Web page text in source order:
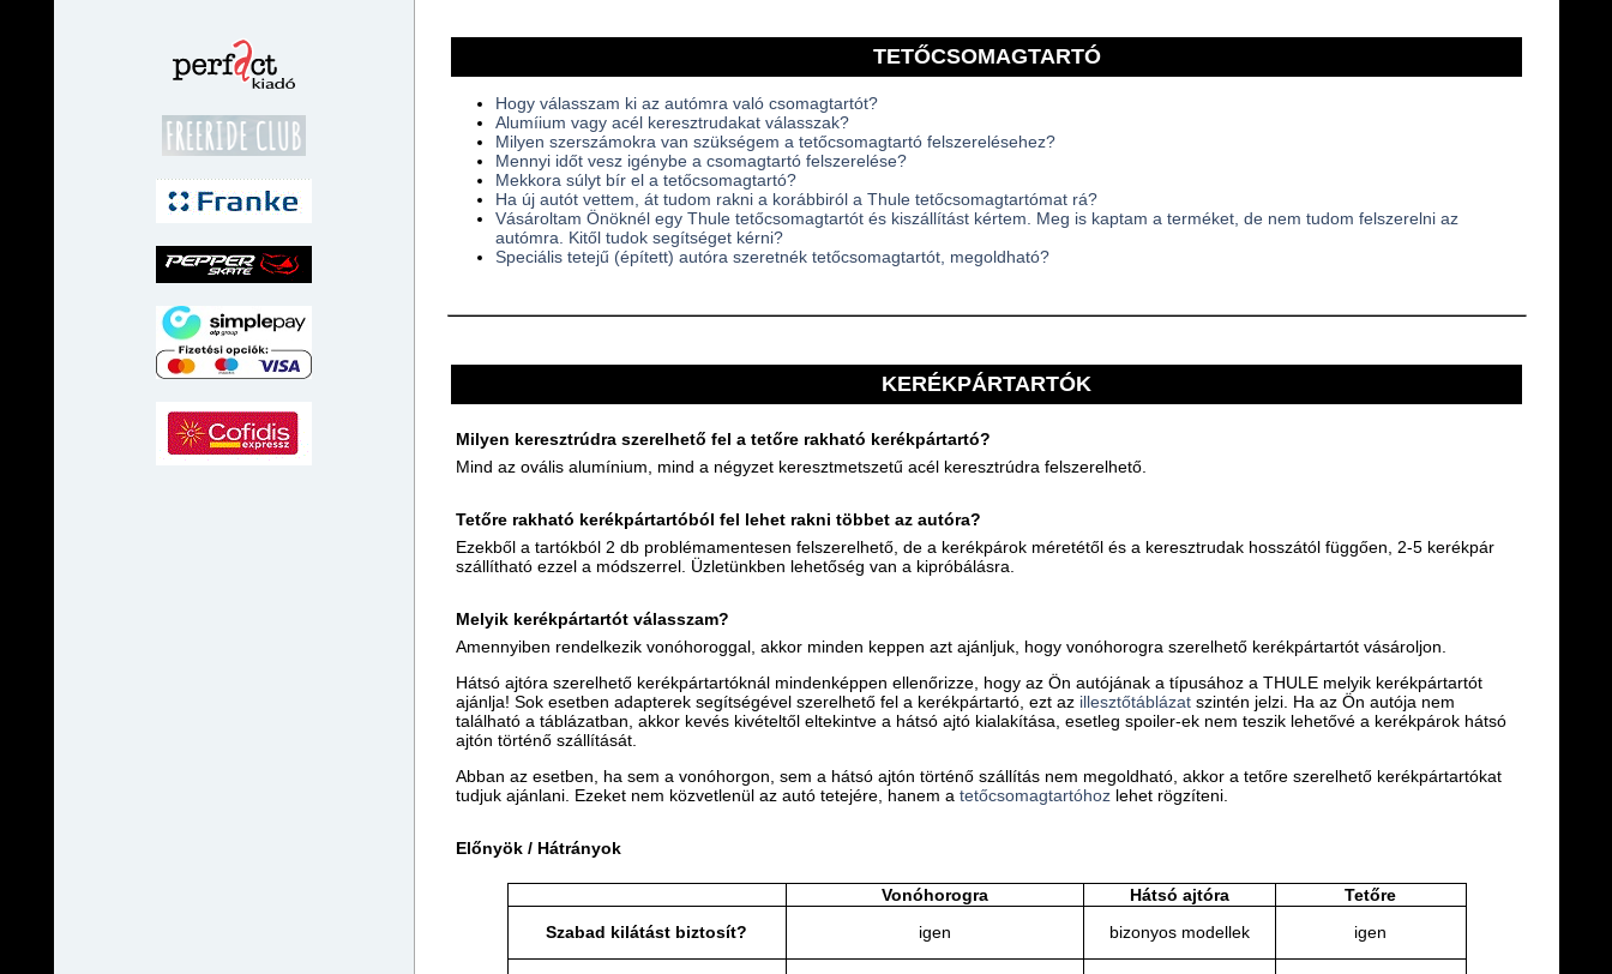
TETŐCSOMAGTARTÓ
Hogy válasszam ki az autómra való csomagtartót?
Alumíium vagy acél keresztrudakat válasszak?
Milyen szerszámokra van szükségem a tetőcsomagtartó felszerelésehez?
Mennyi időt vesz igénybe a csomagtartó felszerelése?
Mekkora súlyt bír el a tetőcsomagtartó?
Ha új autót vettem, át tudom rakni a korábbiról a Thule tetőcsomagtartómat rá?
Vásároltam Önöknél egy Thule tetőcsomagtartót és kiszállítást kértem. Meg is kaptam a terméket, de nem tudom felszerelni az
autómra. Kitől tudok segítséget kérni?
Speciális tetejű (épített) autóra szeretnék tetőcsomagtartót, megoldható?
KERÉKPÁRTARTÓK
Milyen keresztrúdra szerelhető fel a tetőre rakható kerékpártartó?
Mind az ovális alumínium, mind a négyzet keresztmetszetű acél keresztrúdra felszerelhető.
Tetőre rakható kerékpártartóból fel lehet rakni többet az autóra?
Ezekből a tartókból 2 db problémamentesen felszerelhető, de a kerékpárok méretétől és a keresztrudak hosszától függően, 2-5 kerékpár
szállítható ezzel a módszerrel. Üzletünkben lehetőség van a kipróbálásra.
Melyik kerékpártartót válasszam?
Amennyiben rendelkezik vonóhoroggal, akkor minden keppen azt ajánljuk, hogy vonóhorogra szerelhető kerékpártartót vásároljon.
Hátsó ajtóra szerelhető kerékpártartóknál mindenképpen ellenőrizze, hogy az Ön autójának a típusához a THULE melyik kerékpártartót
ajánlja! Sok esetben adapterek segítségével szerelhető fel a kerékpártartó, ezt az illesztőtáblázatszintén jelzi. Ha az Ön autója nem
található a táblázatban, akkor kevés kivételtől eltekintve a hátsó ajtó kialakítása, esetleg spoiler-ek nem teszik lehetővé a kerékpárok hátsó
ajtón történő szállítását.
Abban az esetben, ha sem a vonóhorgon, sem a hátsó ajtón történő szállítás nem megoldható, akkor a tetőre szerelhető kerékpártartókat
tudjuk ajánlani. Ezeket nem közvetlenül az autó tetejére, hanem a tetőcsomagtartóhozlehet rögzíteni.
Előnyök / Hátrányok
Vonóhorogra Hátsó ajtóra
Tetőre
Szabad kilátást biztosít?
igen bizonyos modellek igen